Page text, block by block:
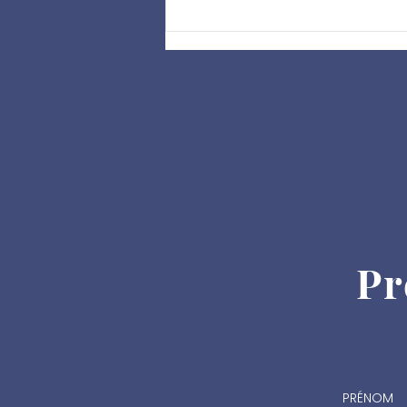
simplification du droit de
l’urbanisme et du logement